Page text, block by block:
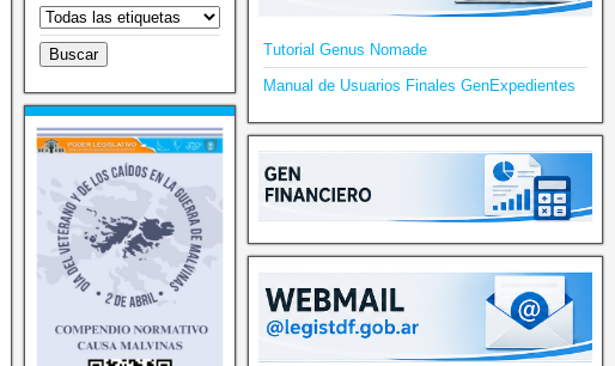
Tutorial Genus Nomade
Manual de Usuarios Finales GenExpedientes